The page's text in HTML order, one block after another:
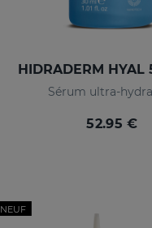
HIDRADERM HYAL
Sérum ultra-
52.95 €
NEUF